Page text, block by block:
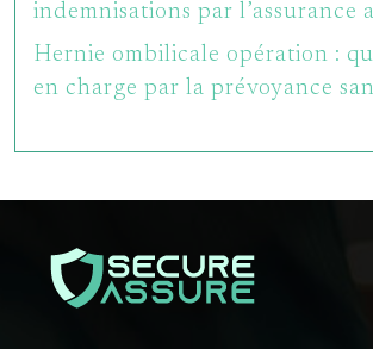
indemnisations par l’assurance
Hernie ombilicale opération :
en charge par la prévoyance